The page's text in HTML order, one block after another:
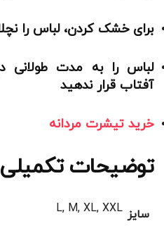
برای خشک کردن، لباس را
لباس را به مدت طولانی
آفتاب قرار ندهید
خرید تیشرت مردانه
توضیحات تکمیلی
سایز L, M, XL, XXL